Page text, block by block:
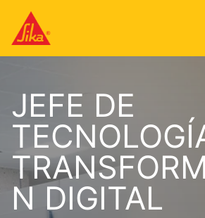
JEFE DE
N DIGITAL